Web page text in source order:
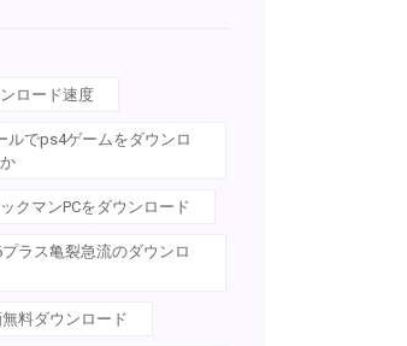
ロード速度
ルでps4ゲームをダウンロ
クマンPCをダウンロード
ラス亀裂急流のダウンロ
料ダウンロード